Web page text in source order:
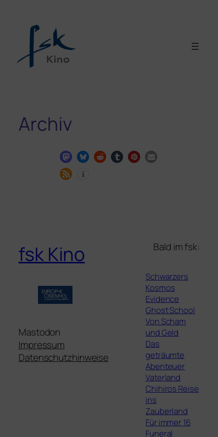
Archiv
fsk Kino
Mastodon
Impressum
Datenschutzhinweise
Bald im fsk:
Schwarzers
Kosmos
Evidence
Ghost School
Von Scham
und Geld
Das
geträumte
Abenteuer
Vaterland
Chihiros Reise
ins
Zauberland
Für immer 16
Funeral